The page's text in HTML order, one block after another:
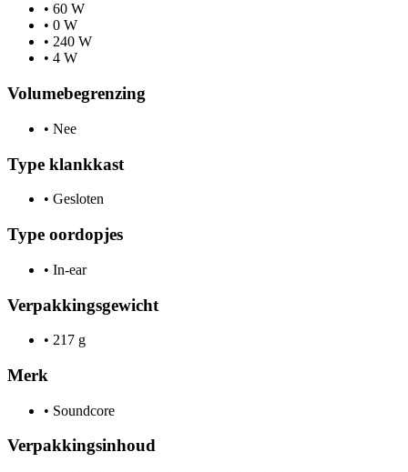
• 60 W
• 0 W
• 240 W
• 4 W
Volumebegrenzing
• Nee
Type klankkast
• Gesloten
Type oordopjes
• In-ear
Verpakkingsgewicht
• 217 g
Merk
• Soundcore
Verpakkingsinhoud